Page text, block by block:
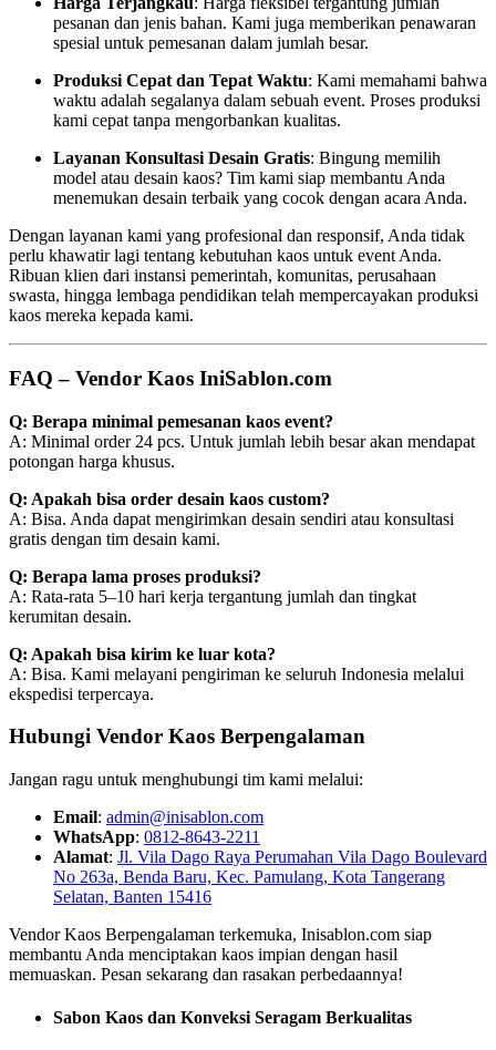
pesanan dan jenis bahan. Kami juga memberikan penawaran
spesial untuk pemesanan dalam jumlah besar.
Produksi Cepat dan Tepat Waktu: Kami memahami bahwa
waktu adalah segalanya dalam sebuah event. Proses produksi
kami cepat tanpa mengorbankan kualitas.
Layanan Konsultasi Desain Gratis: Bingung memilih
model atau desain kaos? Tim kami siap membantu Anda
menemukan desain terbaik yang cocok dengan acara Anda.
Dengan layanan kami yang profesional dan responsif, Anda tidak
perlu khawatir lagi tentang kebutuhan kaos untuk event Anda.
Ribuan klien dari instansi pemerintah, komunitas, perusahaan
swasta, hingga lembaga pendidikan telah mempercayakan produksi
kaos mereka kepada kami.
FAQ – Vendor Kaos IniSablon.com
Q: Berapa minimal pemesanan kaos event?
A: Minimal order 24 pcs. Untuk jumlah lebih besar akan mendapat
potongan harga khusus.
Q: Apakah bisa order desain kaos custom?
A: Bisa. Anda dapat mengirimkan desain sendiri atau konsultasi
gratis dengan tim desain kami.
Q: Berapa lama proses produksi?
A: Rata-rata 5–10 hari kerja tergantung jumlah dan tingkat
kerumitan desain.
Q: Apakah bisa kirim ke luar kota?
A: Bisa. Kami melayani pengiriman ke seluruh Indonesia melalui
ekspedisi terpercaya.
Hubungi Vendor Kaos Berpengalaman
Jangan ragu untuk menghubungi tim kami melalui:
Email: admin@inisablon.com
WhatsApp: 0812-8643-2211
Alamat: Jl. Vila Dago Raya Perumahan Vila Dago Boulevard
No 263a, Benda Baru, Kec. Pamulang, Kota Tangerang
Selatan, Banten 15416
Vendor Kaos Berpengalaman terkemuka, Inisablon.com siap
membantu Anda menciptakan kaos impian dengan hasil
memuaskan. Pesan sekarang dan rasakan perbedaannya!
Sabon Kaos dan Konveksi Seragam Berkualitas